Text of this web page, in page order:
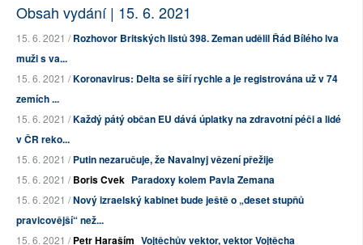
Obsah vydání | 15. 6. 2021
15. 6. 2021 /Rozhovor Britských listů 398. Zeman udělil Řád Bílého lva
muži s va...
15. 6. 2021 /Koronavirus: Delta se šíří rychle a je registrována už v 74
zemích ...
15. 6. 2021 /Každý pátý občan EU dává úplatky na zdravotní péči a lidé
v ČR reko...
15. 6. 2021 /Putin nezaručuje, že Navalnyj vězení přežije
15. 6. 2021 /Boris Cvek Paradoxy kolem Pavla Zemana
15. 6. 2021 /Nový izraelský kabinet bude ještě o „deset stupňů
pravicovější“ než...
15. 6. 2021 /Petr Haraším Vojtěchův vektor, vektor Vojtěcha